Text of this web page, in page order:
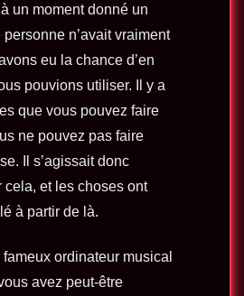
un moment donné un
n’avait vraiment
eu la chance d’en
pouvions utiliser. Il y a
que vous pouvez faire
ne pouvez pas faire
Il s’agissait donc
cela, et les choses ont
à partir de là.
fameux ordinateur musical
avez peut-être